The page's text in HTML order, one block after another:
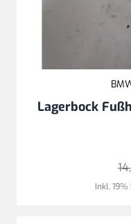
Lagerbock
Inkl.